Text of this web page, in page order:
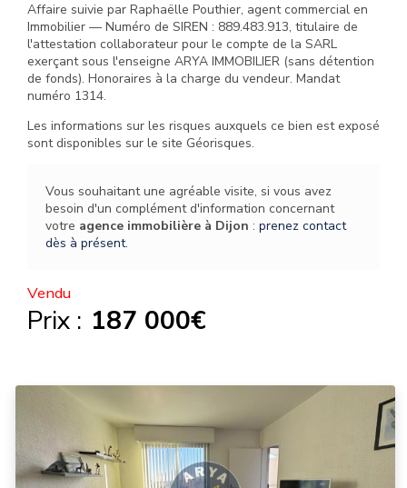
Affaire suivie par Raphaëlle Pouthier, agent commercial en
Immobilier — Numéro de SIREN : 889.483.913, titulaire de
l'attestation collaborateur pour le compte de la SARL
exerçant sous l'enseigne ARYA IMMOBILIER (sans détention
de fonds). Honoraires à la charge du vendeur. Mandat
numéro 1314.
Les informations sur les risques auxquels ce bien est exposé
sont disponibles sur le site Géorisques.
Vous souhaitant une agréable visite, si vous avez
besoin d'un complément d'information concernant
votre agence immobilière à Dijon : prenez contact
dès à présent.
Vendu
Prix : 187 000€